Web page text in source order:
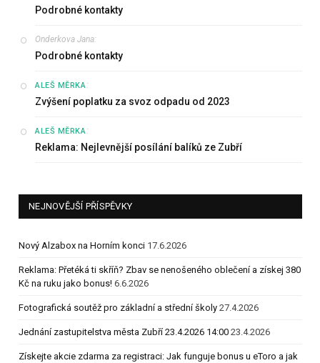
Podrobné kontakty
Onderkova Jana:
Podrobné kontakty
ALEŠ MĚRKA:
Zvýšení poplatku za svoz odpadu od 2023
ALEŠ MĚRKA:
Reklama: Nejlevnější posílání balíků ze Zubří
NEJNOVĚJŠÍ PŘÍSPĚVKY
Nový Alzabox na Horním konci 17.6.2026
Reklama: Přetéká ti skříň? Zbav se nenošeného oblečení a získej 380
Kč na ruku jako bonus! 6.6.2026
Fotografická soutěž pro základní a střední školy 27.4.2026
Jednání zastupitelstva města Zubří 23.4.2026 14:00 23.4.2026
Získejte akcie zdarma za registraci: Jak funguje bonus u eToro a jak